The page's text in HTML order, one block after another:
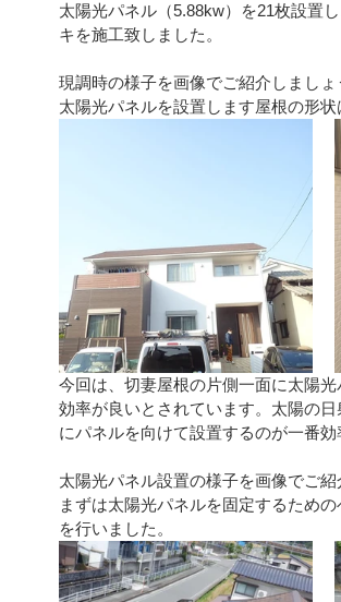
折版屋根に施工 和瓦屋根に施工
太陽光パネル（5.88kw）を21枚設置
キを施工致しました。
現調時の様子を画像でご紹介しましょ
太陽光パネルを設置します屋根の形
今回は、切妻屋根の片側一面に太陽
効率が良いとされています。太陽の
にパネルを向けて設置するのが一番
太陽光パネル設置の様子を画像でご紹
まずは太陽光パネルを固定するため
を行いました。